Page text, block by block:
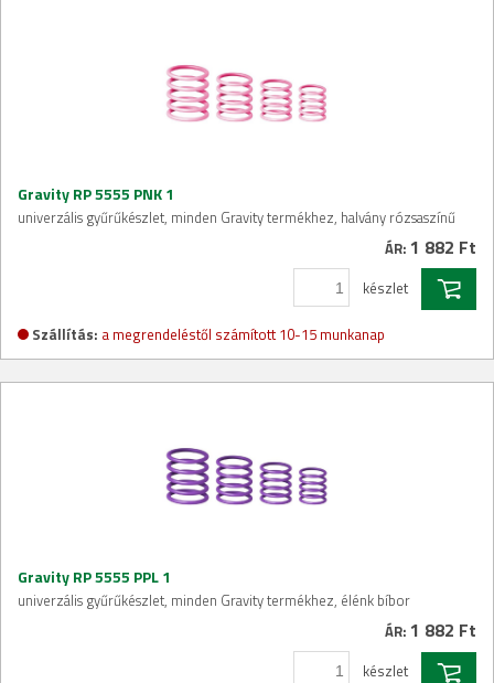
Gravity RP 5555 PNK 1
univerzális gyűrűkészlet, minden Gravity termékhez, halvány rózsaszínű
ÁR: 1 882 Ft
készlet
Szállítás: a megrendeléstől számított 10-15 munkanap
Gravity RP 5555 PPL 1
univerzális gyűrűkészlet, minden Gravity termékhez, élénk bíbor
ÁR: 1 882 Ft
készlet